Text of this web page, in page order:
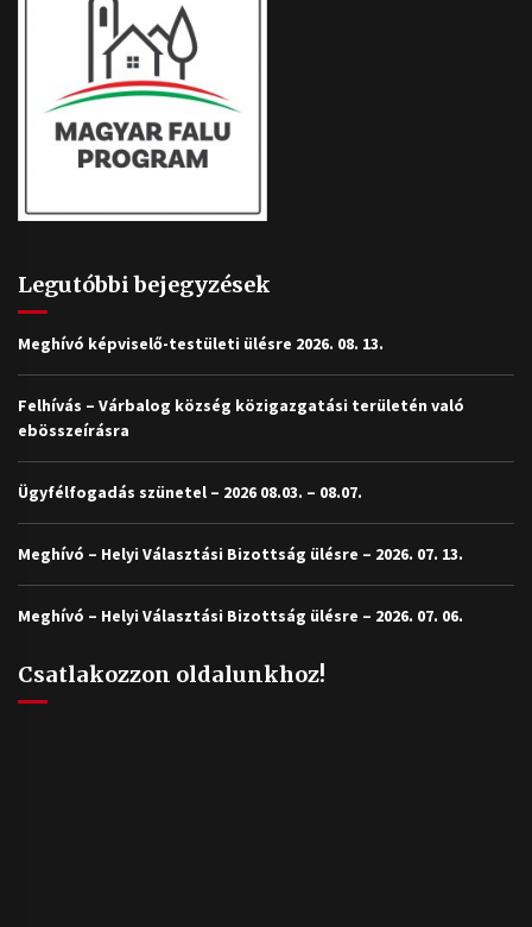
Legutóbbi bejegyzések
Meghívó képviselő-testületi ülésre 2026. 08. 13.
Felhívás – Várbalog község közigazgatási területén való
ebösszeírásra
Ügyfélfogadás szünetel – 2026 08.03. – 08.07.
Meghívó – Helyi Választási Bizottság ülésre – 2026. 07. 13.
Meghívó – Helyi Választási Bizottság ülésre – 2026. 07. 06.
Csatlakozzon oldalunkhoz!